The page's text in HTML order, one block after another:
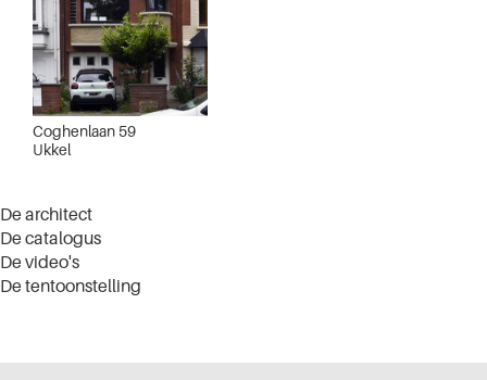
Coghenlaan 59
Ukkel
De architect
De catalogus
De video's
De tentoonstelling